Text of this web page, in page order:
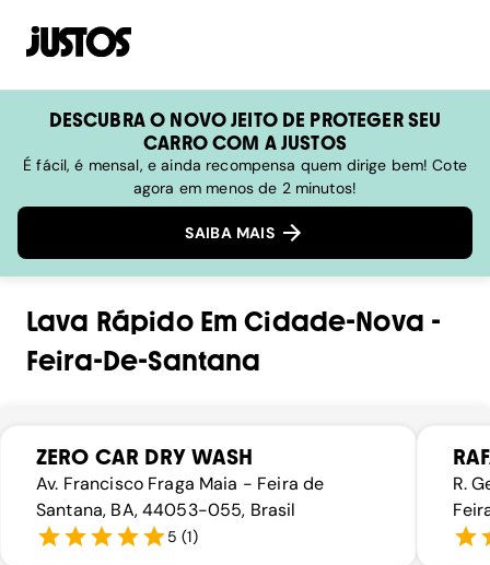
DESCUBRA O NOVO JEITO DE PROTEGER SEU
CARRO COM A JUSTOS
É fácil, é mensal, e ainda recompensa quem dirige bem! Cote
agora em menos de 2 minutos!
SAIBA MAIS
Lava RápidoEmCidade-Nova -
Feira-De-Santana
ZERO CAR DRY WASH
Av. Francisco Fraga Maia - Feira de
Santana, BA, 44053-055, Brasil
5 (1)
R.